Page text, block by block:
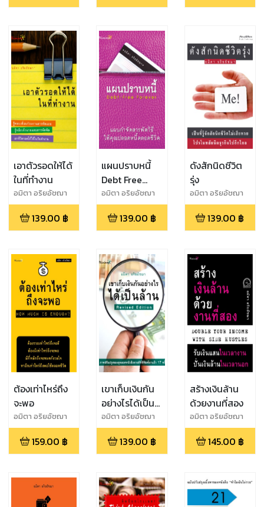
เอาตัวรอดให้ได้
ในที่ทำงาน
อมิตา อริยอัชฌา
139.00 ฿
แผนปราบหนี้
Debt Free
Forever
อมิตา อริยอัชฌา
139.00 ฿
ดังสักนิดชีวิต
รุ่ง
อมิตา อริยอัชฌา
139.00 ฿
ต้องเท่าไหร่ถึง
จะพอ
อมิตา อริยอัชฌา
159.00 ฿
เขาเก็บเงินกัน
อย่างไรได้เป็น
ล้าน
อมิตา อริยอัชฌา
139.00 ฿
สร้างเงินล้าน
ด้วยงานที่สอง
อมิตา อริยอัชฌา
145.00 ฿